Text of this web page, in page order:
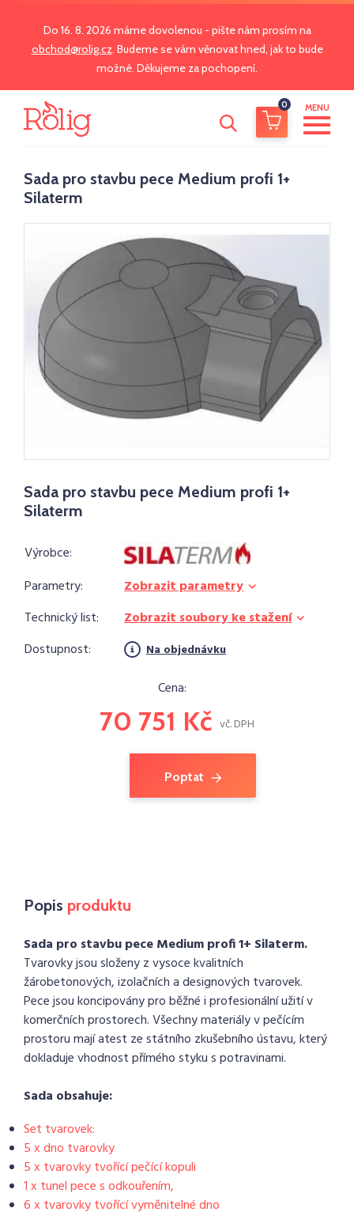
Do 16. 8. 2026 máme dovolenou - pište nám prosím na
obchod@rolig.cz. Budeme se vám věnovat hned, jak to bude
možné. Děkujeme za pochopení.
0 MENU
Sada pro stavbu pece Medium profi 1+
Silaterm
Sada pro stavbu pece Medium profi 1+
Silaterm
Výrobce:
Parametry:
Zobrazit parametry
Technický list:
Zobrazit soubory ke stažení
Dostupnost:
Na objednávku
Cena:
70 751 Kč vč. DPH
Poptat
Popis produktu
Sada pro stavbu pece Medium profi 1+ Silaterm.
Tvarovky jsou složeny z vysoce kvalitních
žárobetonových, izolačních a designových tvarovek.
Pece jsou koncipovány pro běžné i profesionální užití v
komerčních prostorech. Všechny materiály v pečícím
prostoru mají atest ze státního zkušebního ústavu, který
dokladuje vhodnost přímého styku s potravinami.
Sada obsahuje:
Set tvarovek:
5 x dno tvarovky
5 x tvarovky tvořící pečící kopuli
1 x tunel pece s odkouřením,
6 x tvarovky tvořící vyměnitelné dno